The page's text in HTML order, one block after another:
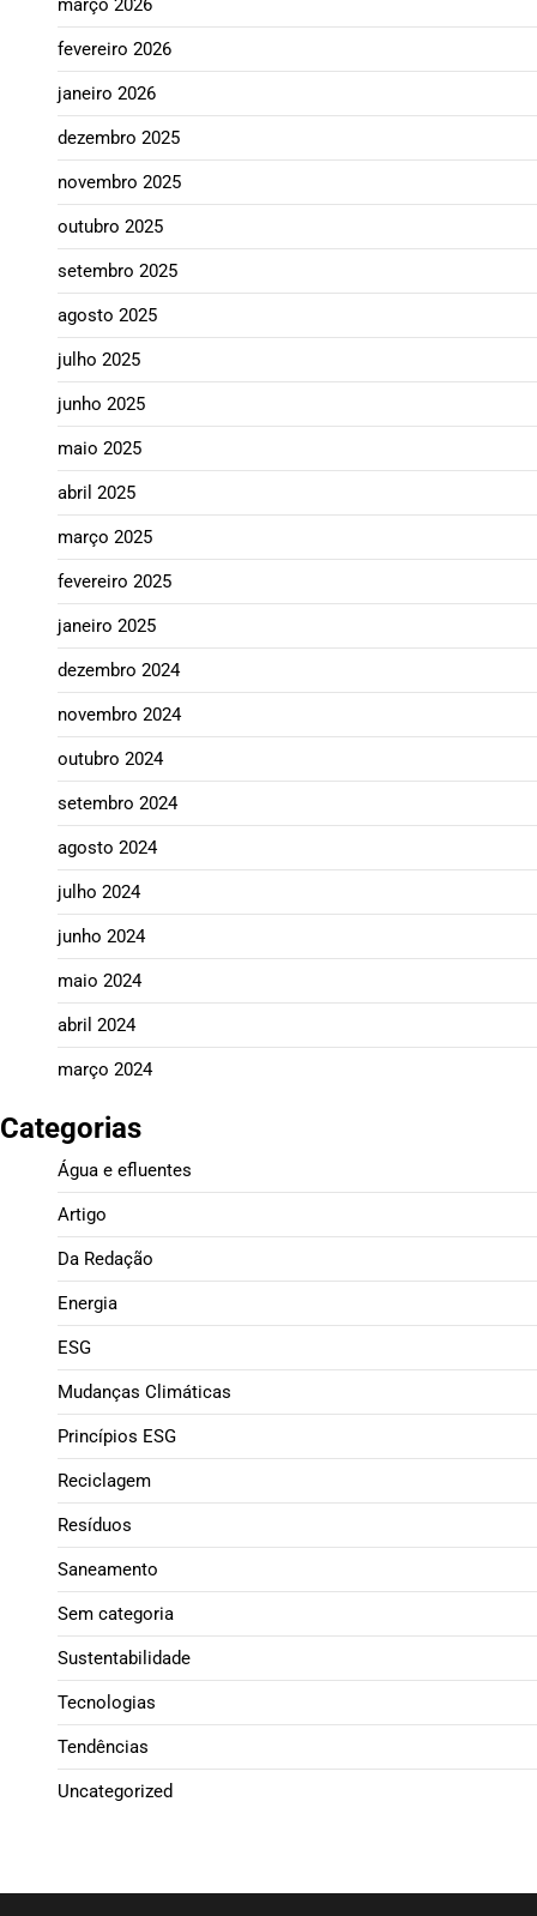
fevereiro 2026
janeiro 2026
dezembro 2025
novembro 2025
outubro 2025
setembro 2025
agosto 2025
julho 2025
junho 2025
maio 2025
abril 2025
março 2025
fevereiro 2025
janeiro 2025
dezembro 2024
novembro 2024
outubro 2024
setembro 2024
agosto 2024
julho 2024
junho 2024
maio 2024
abril 2024
março 2024
Categorias
Água e efluentes
Artigo
Da Redação
Energia
ESG
Mudanças Climáticas
Princípios ESG
Reciclagem
Resíduos
Saneamento
Sem categoria
Sustentabilidade
Tecnologias
Tendências
Uncategorized